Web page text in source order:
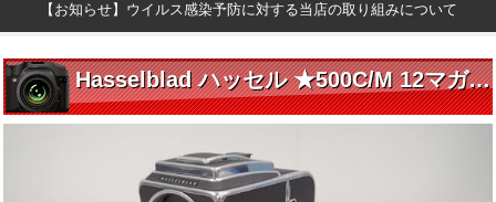
【お知らせ】ウイルス感染予防に対する当店の取り組みについて
Hasselblad ハッセル ★500C/M 12マガジン付